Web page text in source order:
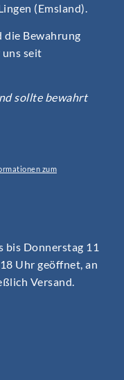
(Emsland).
Bewahrung
seit
sollte bewahrt
zum
bis Donnerstag 11
Uhr geöffnet, an
Versand.